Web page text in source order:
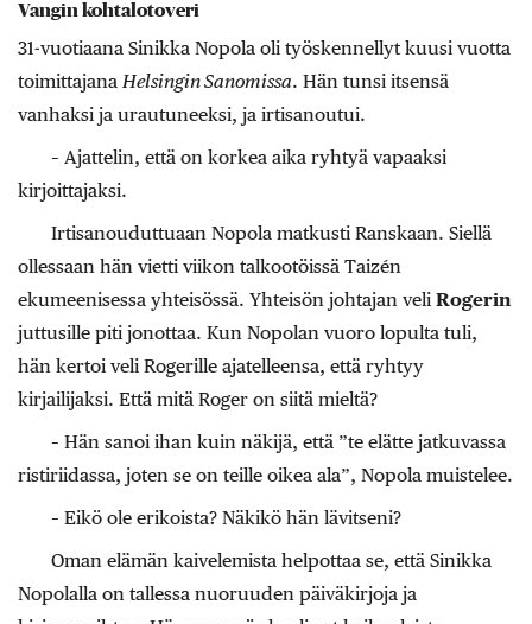
Vangin kohtalotoveri
31-vuotiaana Sinikka Nopola oli työskennellyt kuusi vuotta
toimittajana Helsingin Sanomissa. Hän tunsi itsensä
vanhaksi ja urautuneeksi, ja irtisanoutui.
– Ajattelin, että on korkea aika ryhtyä vapaaksi
kirjoittajaksi.
Irtisanouduttuaan Nopola matkusti Ranskaan. Siellä
ollessaan hän vietti viikon talkootöissä Taizén
ekumeenisessa yhteisössä. Yhteisön johtajan veli Rogerin
juttusille piti jonottaa. Kun Nopolan vuoro lopulta tuli,
hän kertoi veli Rogerille ajatelleensa, että ryhtyy
kirjailijaksi. Että mitä Roger on siitä mieltä?
– Hän sanoi ihan kuin näkijä, että ”te elätte jatkuvassa
ristiriidassa, joten se on teille oikea ala”, Nopola muistelee.
– Eikö ole erikoista? Näkikö hän lävitseni?
Oman elämän kaivelemista helpottaa se, että Sinikka
Nopolalla on tallessa nuoruuden päiväkirjoja ja